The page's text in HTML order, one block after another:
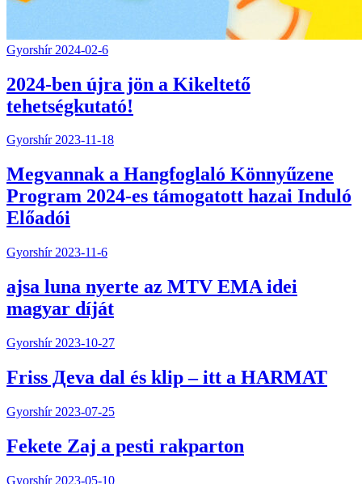
Gyorshír 2024-02-6
2024-ben újra jön a Kikeltető
tehetségkutató!
Gyorshír 2023-11-18
Megvannak a Hangfoglaló Könnyűzene
Program 2024-es támogatott hazai Induló
Előadói
Gyorshír 2023-11-6
ajsa luna nyerte az MTV EMA idei
magyar díját
Gyorshír 2023-10-27
Friss Дeva dal és klip – itt a HARMAT
Gyorshír 2023-07-25
Fekete Zaj a pesti rakparton
Gyorshír 2023-05-10